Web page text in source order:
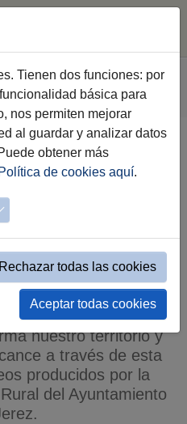
Medio Rural
Jerez
de Jerez
te ofrece un
de Jerez, un mundo
expresión de 4000
los que han pasado
La naturaleza, la
han tallado esa rica
nuestro territorio y
a través de esta
producidos por la
del Ayuntamiento
Tienen dos funciones: por
básica para
nos permiten mejorar
al guardar y analizar datos
obtener más
de cookies aquí.
Rechazar todas las cookies
Aceptar todas cookies